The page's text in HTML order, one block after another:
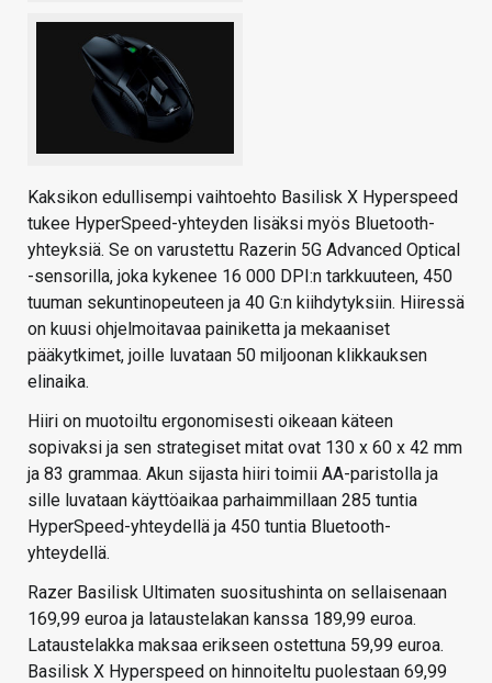
Kaksikon edullisempi vaihtoehto Basilisk X Hyperspeed
tukee HyperSpeed-yhteyden lisäksi myös Bluetooth-
yhteyksiä. Se on varustettu Razerin 5G Advanced Optical
-sensorilla, joka kykenee 16 000 DPI:n tarkkuuteen, 450
tuuman sekuntinopeuteen ja 40 G:n kiihdytyksiin. Hiiressä
on kuusi ohjelmoitavaa painiketta ja mekaaniset
pääkytkimet, joille luvataan 50 miljoonan klikkauksen
elinaika.
Hiiri on muotoiltu ergonomisesti oikeaan käteen
sopivaksi ja sen strategiset mitat ovat 130 x 60 x 42 mm
ja 83 grammaa. Akun sijasta hiiri toimii AA-paristolla ja
sille luvataan käyttöaikaa parhaimmillaan 285 tuntia
HyperSpeed-yhteydellä ja 450 tuntia Bluetooth-
yhteydellä.
Razer Basilisk Ultimaten suositushinta on sellaisenaan
169,99 euroa ja lataustelakan kanssa 189,99 euroa.
Lataustelakka maksaa erikseen ostettuna 59,99 euroa.
Basilisk X Hyperspeed on hinnoiteltu puolestaan 69,99